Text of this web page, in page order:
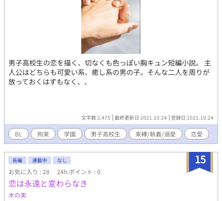
男子高校生の恋を描く、切なくも色っぽい胸キュン短編小説。 主
人公はどちらも可愛い系、癒し系の男の子。そんな二人を周りが
放っておくはずもなく、、
文字数 2,475 最終更新日 2021.10.24 登録日 2021.10.24
BL 拘束 学園 男子高校生 束縛/執着/溺愛 恋愛
15
長編 連載中 なし
お気に入り : 28 24h.ポイント : 0
恋は永遠と変わらなき
木の実